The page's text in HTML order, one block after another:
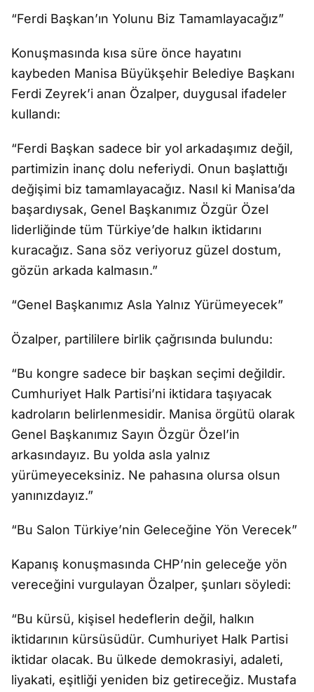
“Ferdi Başkan’ın Yolunu Biz Tamamlayacağız”
Konuşmasında kısa süre önce hayatını
kaybeden Manisa Büyükşehir Belediye Başkanı
Ferdi Zeyrek’i anan Özalper, duygusal ifadeler
kullandı:
“Ferdi Başkan sadece bir yol arkadaşımız değil,
partimizin inanç dolu neferiydi. Onun başlattığı
değişimi biz tamamlayacağız. Nasıl ki Manisa’da
başardıysak, Genel Başkanımız Özgür Özel
liderliğinde tüm Türkiye’de halkın iktidarını
kuracağız. Sana söz veriyoruz güzel dostum,
gözün arkada kalmasın.”
“Genel Başkanımız Asla Yalnız Yürümeyecek”
Özalper, partililere birlik çağrısında bulundu:
“Bu kongre sadece bir başkan seçimi değildir.
Cumhuriyet Halk Partisi’ni iktidara taşıyacak
kadroların belirlenmesidir. Manisa örgütü olarak
Genel Başkanımız Sayın Özgür Özel’in
arkasındayız. Bu yolda asla yalnız
yürümeyeceksiniz. Ne pahasına olursa olsun
yanınızdayız.”
“Bu Salon Türkiye’nin Geleceğine Yön Verecek”
Kapanış konuşmasında CHP’nin geleceğe yön
vereceğini vurgulayan Özalper, şunları söyledi:
“Bu kürsü, kişisel hedeflerin değil, halkın
iktidarının kürsüsüdür. Cumhuriyet Halk Partisi
iktidar olacak. Bu ülkede demokrasiyi, adaleti,
liyakati, eşitliği yeniden biz getireceğiz. Mustafa